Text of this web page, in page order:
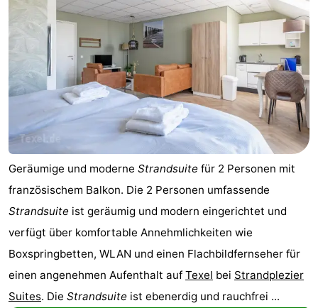
Geräumige und moderne Strandsuite für 2 Personen mit
französischem Balkon. Die 2 Personen umfassende
Strandsuite ist geräumig und modern eingerichtet und
verfügt über komfortable Annehmlichkeiten wie
Boxspringbetten, WLAN und einen Flachbildfernseher für
einen angenehmen Aufenthalt auf Texel bei Strandplezier
Suites. Die Strandsuite ist ebenerdig und rauchfrei ...